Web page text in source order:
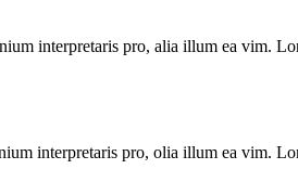
interpretaris pro, alia illum ea vim.
interpretaris pro, olia illum ea vim.